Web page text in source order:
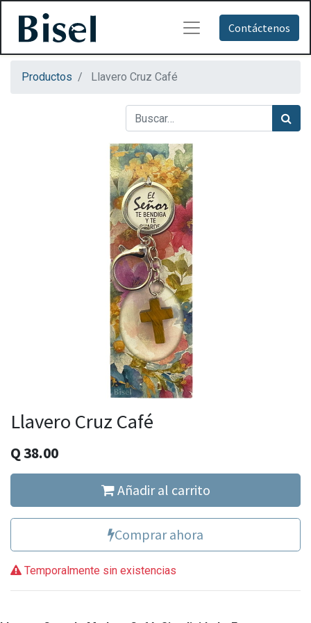
Contáctenos
Productos Llavero Cruz Café
Llavero Cruz Café
Q38.00
Añadir al carrito
Comprar ahora
Temporalmente sin existencias